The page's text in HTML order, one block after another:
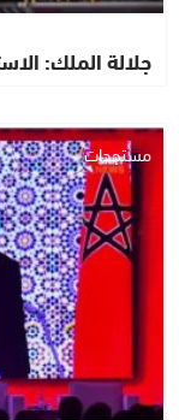
جلالة الملك:
مستجدات